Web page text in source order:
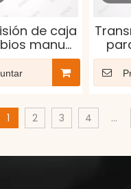
de caja
manual
para
N300 N200
1.2L
1 2 3 4 ...